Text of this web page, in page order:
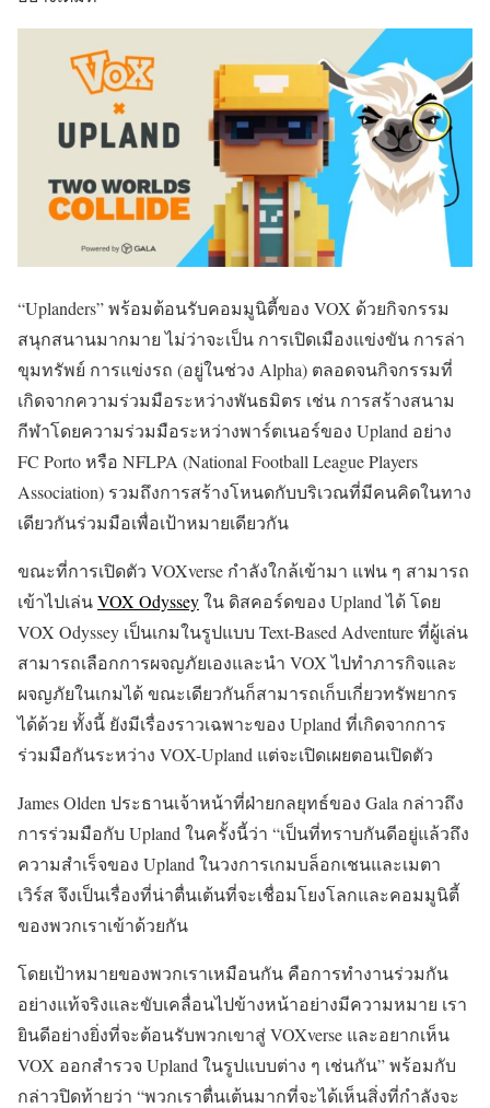
“Uplanders” พร้อมต้อนรับคอมมูนิตี้ของ VOX ด้วยกิจกรรม
สนุกสนานมากมาย ไม่ว่าจะเป็น การเปิดเมืองแข่งขัน การล่า
ขุมทรัพย์ การแข่งรถ (อยู่ในช่วง Alpha) ตลอดจนกิจกรรมที่
เกิดจากความร่วมมือระหว่างพันธมิตร เช่น การสร้างสนาม
กีฬาโดยความร่วมมือระหว่างพาร์ตเนอร์ของ Upland อย่าง
FC Porto หรือ NFLPA (National Football League Players
Association) รวมถึงการสร้างโหนดกับบริเวณที่มีคนคิดในทาง
เดียวกันร่วมมือเพื่อเป้าหมายเดียวกัน
ขณะที่การเปิดตัว VOXverse กำลังใกล้เข้ามา แฟน ๆ สามารถ
เข้าไปเล่นVOX Odysseyใน ดิสคอร์ดของ Upland ได้ โดย
VOX Odyssey เป็นเกมในรูปแบบ Text-Based Adventure ที่ผู้เล่น
สามารถเลือกการผจญภัยเองและนำ VOX ไปทำภารกิจและ
ผจญภัยในเกมได้ ขณะเดียวกันก็สามารถเก็บเกี่ยวทรัพยากร
ได้ด้วย ทั้งนี้ ยังมีเรื่องราวเฉพาะของ Upland ที่เกิดจากการ
ร่วมมือกันระหว่าง VOX-Upland แต่จะเปิดเผยตอนเปิดตัว
James Olden ประธานเจ้าหน้าที่ฝ่ายกลยุทธ์ของ Gala กล่าวถึง
การร่วมมือกับ Upland ในครั้งนี้ว่า “เป็นที่ทราบกันดีอยู่แล้วถึง
ความสำเร็จของ Upland ในวงการเกมบล็อกเชนและเมตา
เวิร์ส จึงเป็นเรื่องที่น่าตื่นเต้นที่จะเชื่อมโยงโลกและคอมมูนิตี้
ของพวกเราเข้าด้วยกัน
โดยเป้าหมายของพวกเราเหมือนกัน คือการทำงานร่วมกัน
อย่างแท้จริงและขับเคลื่อนไปข้างหน้าอย่างมีความหมาย เรา
ยินดีอย่างยิ่งที่จะต้อนรับพวกเขาสู่ VOXverse และอยากเห็น
VOX ออกสำรวจ Upland ในรูปแบบต่าง ๆ เช่นกัน” พร้อมกับ
กล่าวปิดท้ายว่า “พวกเราตื่นเต้นมากที่จะได้เห็นสิ่งที่กำลังจะ